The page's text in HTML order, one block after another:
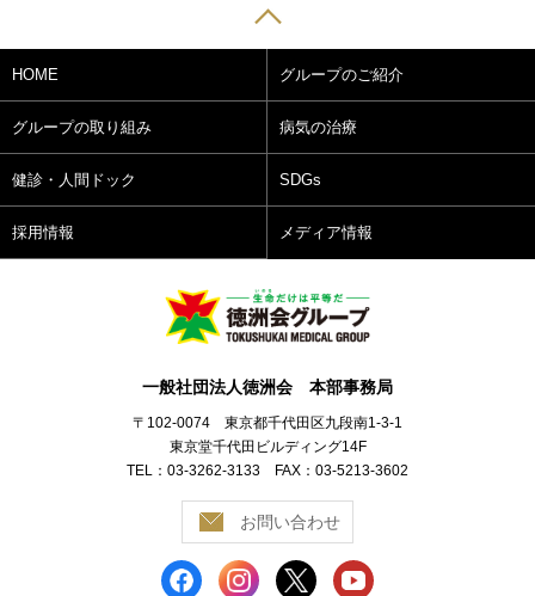
HOME グループのご紹介
グループの取り組み 病気の治療
健診・人間ドック SDGs
採用情報 メディア情報
一般社団法人徳洲会 本部事務局
〒102-0074 東京都千代田区九段南1-3-1
東京堂千代田ビルディング14F
TEL：03-3262-3133 FAX：03-5213-3602
お問い合わせ